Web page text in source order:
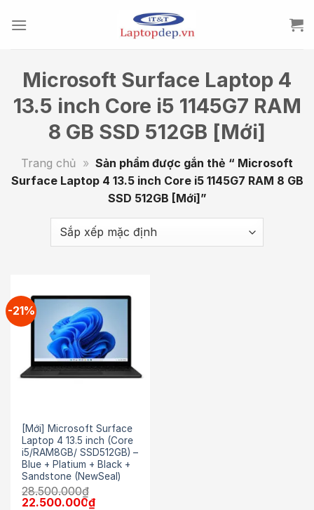
Microsoft Surface Laptop 4
13.5 inch Core i5 1145G7 RAM
8 GB SSD 512GB [Mới]
Trang chủ » Sản phẩm được gắn thẻ “ Microsoft
Surface Laptop 4 13.5 inch Core i5 1145G7 RAM 8 GB
SSD 512GB [Mới]”
-21%
[Mới] Microsoft Surface
Laptop 4 13.5 inch (Core
i5/RAM8GB/ SSD512GB) –
Blue + Platium + Black +
Sandstone (NewSeal)
28.500.000₫
Giá
22.500.000₫Giá